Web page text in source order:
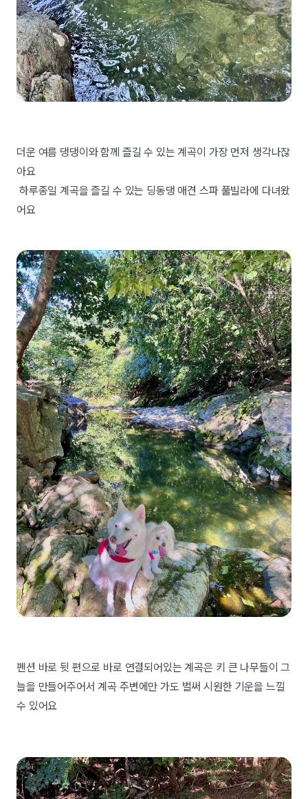
더운 여름 댕댕이와 함께 즐길 수 있는 계곡이 가장 먼저 생각나잖
아요
하루종일 계곡을 즐길 수 있는 딩동댕 애견 스파 풀빌라에 다녀왔
어요
펜션 바로 뒷 편으로 바로 연결되어있는 계곡은 키 큰 나무들이 그
늘을 만들어주어서 계곡 주변에만 가도 벌써 시원한 기운을 느낄
수 있어요